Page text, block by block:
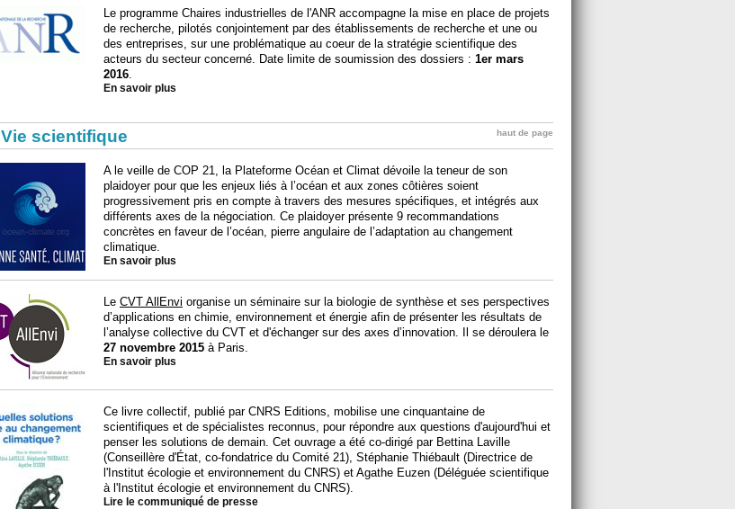
Le programme Chaires industrielles de l'ANR accompagne la mise en place de projets
de recherche, pilotés conjointement par des établissements de recherche et une ou
des entreprises, sur une problématique au coeur de la stratégie scientifique des
acteurs du secteur concerné. Date limite de soumission des dossiers : 1er mars
2016.
En savoir plus
Vie scientifique haut de page
A le veille de COP 21, la Plateforme Océan et Climat dévoile la teneur de son
plaidoyer pour que les enjeux liés à l’océan et aux zones côtières soient
progressivement pris en compte à travers des mesures spécifiques, et intégrés aux
différents axes de la négociation. Ce plaidoyer présente 9 recommandations
concrètes en faveur de l’océan, pierre angulaire de l’adaptation au changement
climatique.
En savoir plus
Le CVT AllEnvi organise un séminaire sur la biologie de synthèse et ses perspectives
d’applications en chimie, environnement et énergie afin de présenter les résultats de
l’analyse collective du CVT et d'échanger sur des axes d’innovation. Il se déroulera le
27 novembre 2015 à Paris.
En savoir plus
Ce livre collectif, publié par CNRS Editions, mobilise une cinquantaine de
scientifiques et de spécialistes reconnus, pour répondre aux questions d'aujourd'hui et
penser les solutions de demain. Cet ouvrage a été co-dirigé par Bettina Laville
(Conseillère d'État, co-fondatrice du Comité 21), Stéphanie Thiébault (Directrice de
l'Institut écologie et environnement du CNRS) et Agathe Euzen (Déléguée scientifique
à l'Institut écologie et environnement du CNRS).
Lire le communiqué de presse